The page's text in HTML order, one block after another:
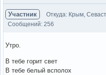
Участник Откуда: Крым,
Сообщений: 256
Утро.
В тебе горит свет
В тебе белый всполох